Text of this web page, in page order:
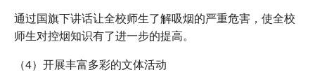
通过国旗下讲话让全校师生了解吸烟的严重危害，使全校
师生对控烟知识有了进一步的提高。
（4）开展丰富多彩的文体活动